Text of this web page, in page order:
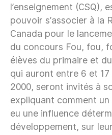
l’enseignement (CSQ),
pouvoir s’associer à la
Canada pour le
du concours Fou, fou,
élèves du primaire et
qui auront entre 6 et 17
2000, seront invités à
expliquant comment
eu une influence
développement, sur